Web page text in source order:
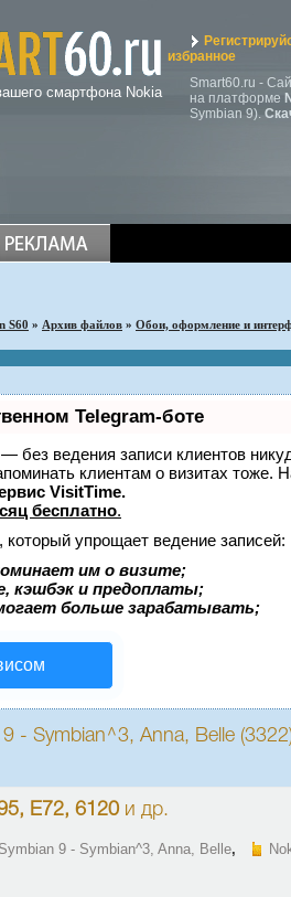
смартфона Nokia
избранное
Smart60.ru -
на платформе
Symbian 9).
S60 » Архив файлов » Обои, оформление и
Telegram-боте
без ведения записи клиентов
клиентам о визитах тоже.
VisitTime.
бесплатно.
упрощает ведение записей:
им о визите;
кэшбэк и предоплаты;
больше зарабатывать;
- Symbian^3, Anna, Belle
E72, 6120и др.
9 - Symbian^3, Anna, Belle,